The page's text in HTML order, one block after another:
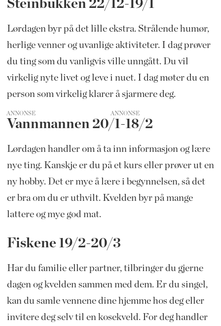
Steinbukken 22/12-19/1
Lørdagen byr på det lille ekstra. Strålende humør,
herlige venner og uvanlige aktiviteter. I dag prøver
du ting som du vanligvis ville unngått. Du vil
virkelig nyte livet og leve i nuet. I dag møter du en
person som virkelig klarer å sjarmere deg.
ANNONSE
Vannmannen 20/1-18/2
Lørdagen handler om å ta inn informasjon og lære
nye ting. Kanskje er du på et kurs eller prøver ut en
ny hobby. Det er mye å lære i begynnelsen, så det
er bra om du er uthvilt. Kvelden byr på mange
lattere og mye god mat.
Fiskene 19/2-20/3
Har du familie eller partner, tilbringer du gjerne
dagen og kvelden sammen med dem. Er du singel,
kan du samle vennene dine hjemme hos deg eller
invitere deg selv til en kosekveld. For deg handler